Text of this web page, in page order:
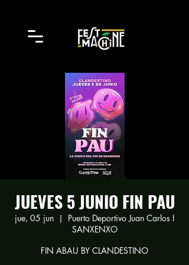
JUEVES 5 JUNIO FIN PAU
jue, 05 jun
  |
Puerto Deportivo Juan Carlos I
SANXENXO
FIN ABAU BY CLANDESTINO